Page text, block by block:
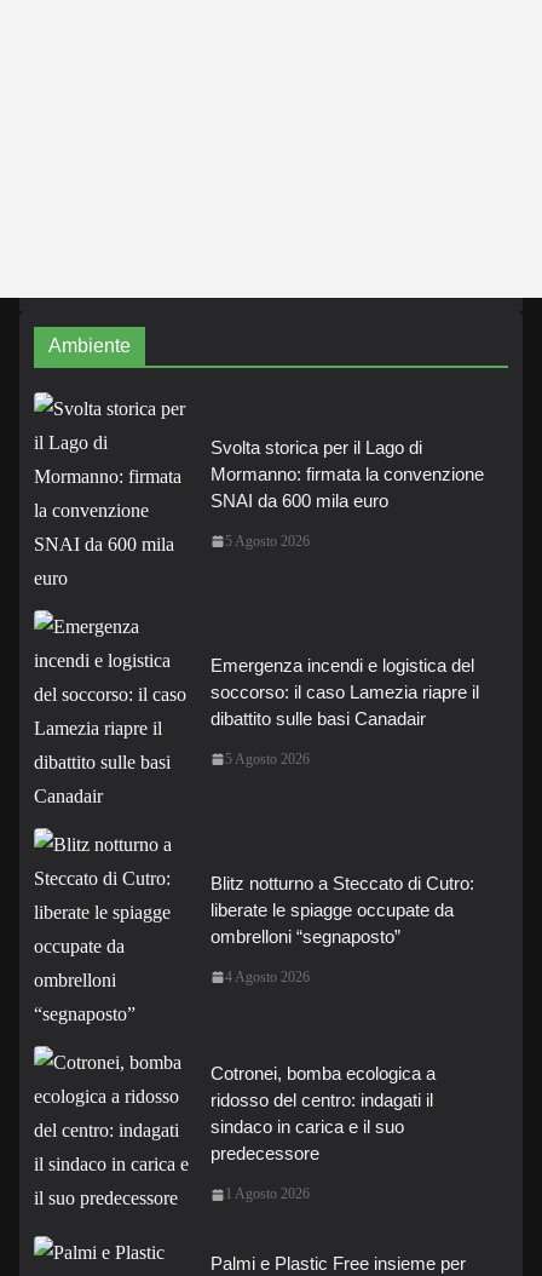
Ambiente
Svolta storica per il Lago di
Mormanno: firmata la convenzione
SNAI da 600 mila euro
5 Agosto 2026
Emergenza incendi e logistica del
soccorso: il caso Lamezia riapre il
dibattito sulle basi Canadair
5 Agosto 2026
Blitz notturno a Steccato di Cutro:
liberate le spiagge occupate da
ombrelloni “segnaposto”
4 Agosto 2026
Cotronei, bomba ecologica a
ridosso del centro: indagati il
sindaco in carica e il suo
predecessore
1 Agosto 2026
Palmi e Plastic Free insieme per